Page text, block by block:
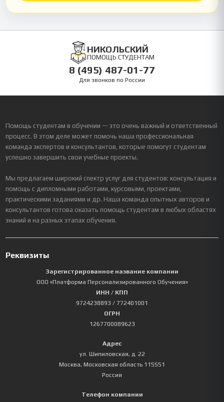
НИКОЛЬСКИЙ
ПОМОЩЬ СТУДЕНТАМ
8 (495) 487-01-77
Для звонков по России
Помощь студентам в обучении — это очень важный и ответственный
процесс. В этом деле может помочь наша профессиональная
команда экспертов и консультантов, которые помогут студентам
успешно завершить свои учебные проекты.
Мы предлагаем широкий спектр услуг для студентов: консультация и
помощь с дипломными работами, курсовыми, проектами,
практическими заданиями и др. Наша команда опытных авторов и
консультантов готова оказать помощь студентам в любых областях
знаний и на разных этапах обучения.
Реквизиты
Зарегистрированное название компании
ООО «Платформа Персонализированного Обучения»
ИНН / КПП
9724238893 / 772401001
ОГРН
1267700089623
Адрес
ул. Шипиловская, д. 22
Москва, Московская область 115551
Россия
Телефон компании